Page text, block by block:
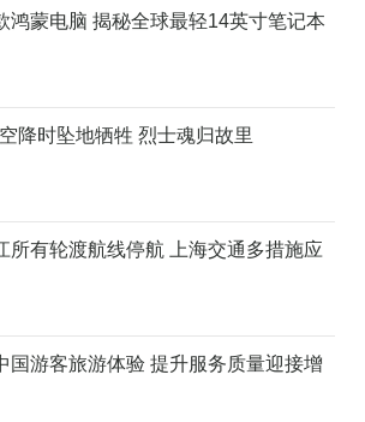
鸿蒙电脑 揭秘全球最轻14英寸笔记本
降时坠地牺牲 烈士魂归故里
所有轮渡航线停航 上海交通多措施应
国游客旅游体验 提升服务质量迎接增